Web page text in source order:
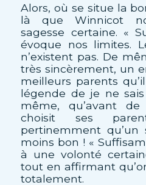
Alors, où se situe la
là que Winnicot
sagesse certaine. «
évoque nos limites.
n’existent pas. De
très sincèrement, un
meilleurs parents
légende de je ne
même, qu’avant
choisit ses
pertinemment qu’un
moins bon ! «
à une volonté
tout en affirmant
totalement.